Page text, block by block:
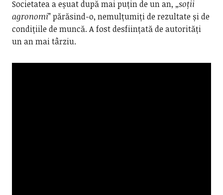
Societatea a eșuat după mai puțin de un an, „soții
agronomi” părăsind-o, nemulțumiți de rezultate și de
condițiile de muncă. A fost desființată de autorități
un an mai târziu.